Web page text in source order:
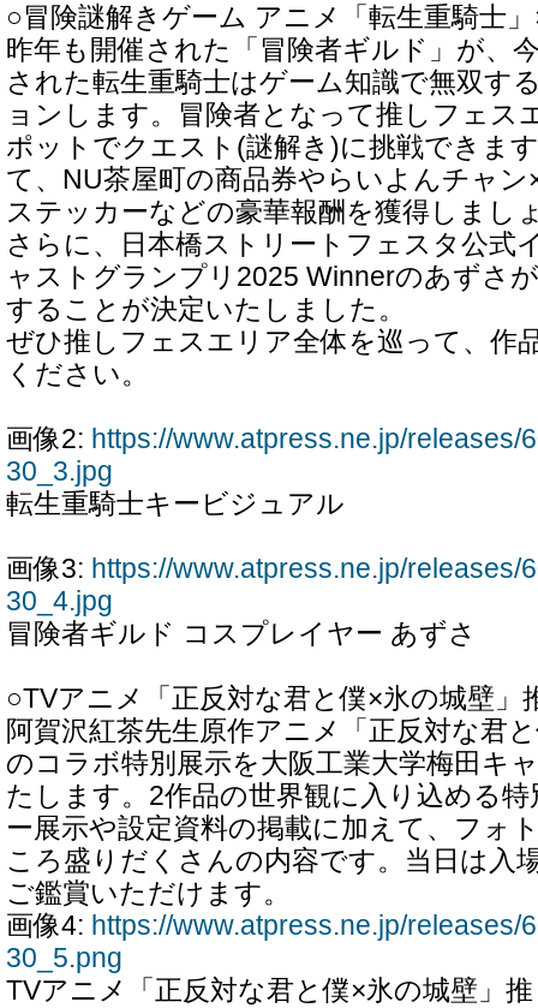
○冒険謎解きゲーム アニメ「転生重騎士
昨年も開催された「冒険者ギルド」が、
された転生重騎士はゲーム知識で無双す
ョンします。冒険者となって推しフェス
ポットでクエスト(謎解き)に挑戦できま
て、NU茶屋町の商品券やらいよんチャ
ステッカーなどの豪華報酬を獲得しまし
さらに、日本橋ストリートフェスタ公式
ャストグランプリ2025 Winnerのあずさ
することが決定いたしました。
ぜひ推しフェスエリア全体を巡って、作
ください。
画像2: https://www.atpress.ne.jp/releases/
30_3.jpg
転生重騎士キービジュアル
画像3: https://www.atpress.ne.jp/releases/
30_4.jpg
冒険者ギルド コスプレイヤー あずさ
○TVアニメ「正反対な君と僕×氷の城壁」
阿賀沢紅茶先生原作アニメ「正反対な君
のコラボ特別展示を大阪工業大学梅田キ
たします。2作品の世界観に入り込める
ー展示や設定資料の掲載に加えて、フォ
ころ盛りだくさんの内容です。当日は入
ご鑑賞いただけます。
画像4: https://www.atpress.ne.jp/releases/
30_5.png
TVアニメ「正反対な君と僕×氷の城壁」